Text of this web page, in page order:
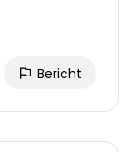
Bericht